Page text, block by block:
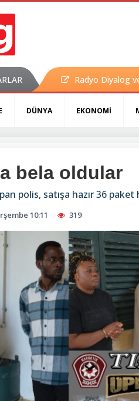
Radyo Diyalog
DÜNYA EKONOMİ
bela oldular
polis, satışa hazır 36
10:11 319